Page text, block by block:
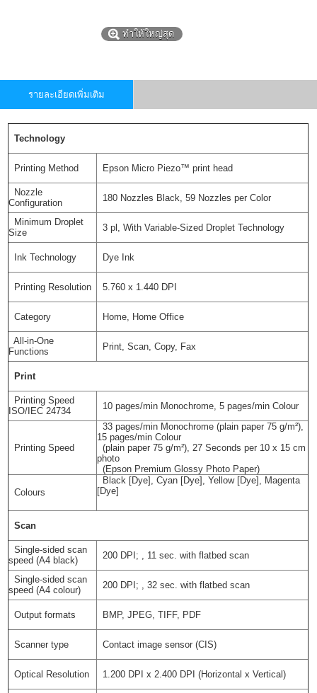
ทำให้ใหญ่สุด
รายละเอียดเพิ่มเติม
Technology
Printing Method Epson Micro Piezo™ print head
Nozzle
Configuration
180 Nozzles Black, 59 Nozzles per Color
Minimum Droplet
Size
3 pl, With Variable-Sized Droplet Technology
Ink Technology Dye Ink
Printing Resolution 5.760 x 1.440 DPI
Category Home, Home Office
All-in-One
Functions
Print, Scan, Copy, Fax
Print
Printing Speed
ISO/IEC 24734
10 pages/min Monochrome, 5 pages/min Colour
Printing Speed
33 pages/min Monochrome (plain paper 75 g/m²),
15 pages/min Colour
(plain paper 75 g/m²), 27 Seconds per 10 x 15 cm
photo
(Epson Premium Glossy Photo Paper)
Colours
Black [Dye], Cyan [Dye], Yellow [Dye], Magenta
[Dye]
Scan
Single-sided scan
speed (A4 black)
200 DPI; , 11 sec. with flatbed scan
Single-sided scan
speed (A4 colour)
200 DPI; , 32 sec. with flatbed scan
Output formats BMP, JPEG, TIFF, PDF
Scanner type Contact image sensor (CIS)
Optical Resolution 1.200 DPI x 2.400 DPI (Horizontal x Vertical)